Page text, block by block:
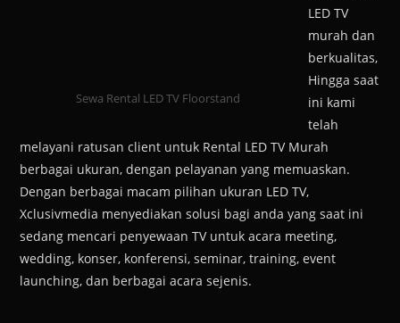
Sewa Rental LED TV Floorstand
LED TV
murah dan
berkualitas,
Hingga saat
ini kami
telah
melayani ratusan client untuk Rental LED TV Murah
berbagai ukuran, dengan pelayanan yang memuaskan.
Dengan berbagai macam pilihan ukuran LED TV,
Xclusivmedia menyediakan solusi bagi anda yang saat ini
sedang mencari penyewaan TV untuk acara meeting,
wedding, konser, konferensi, seminar, training, event
launching, dan berbagai acara sejenis.